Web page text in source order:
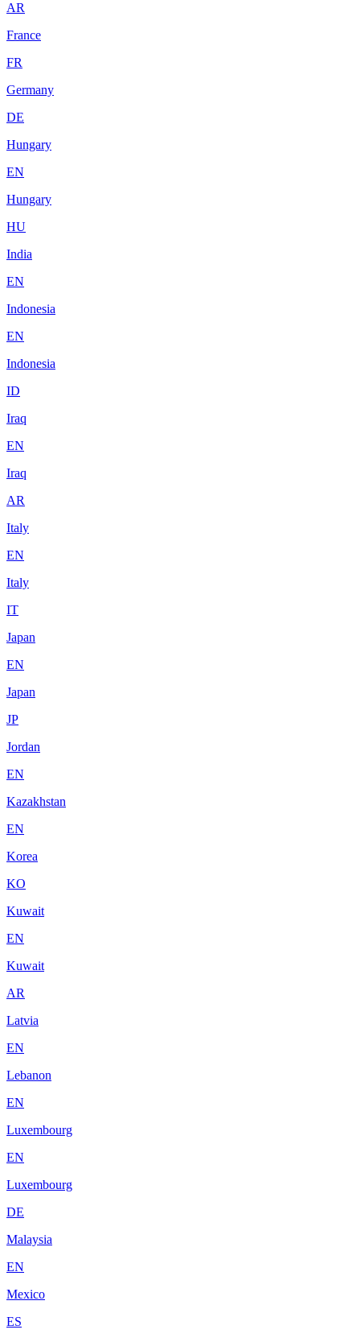
AR
France
FR
Germany
DE
Hungary
EN
Hungary
HU
India
EN
Indonesia
EN
Indonesia
ID
Iraq
EN
Iraq
AR
Italy
EN
Italy
IT
Japan
EN
Japan
JP
Jordan
EN
Kazakhstan
EN
Korea
KO
Kuwait
EN
Kuwait
AR
Latvia
EN
Lebanon
EN
Luxembourg
EN
Luxembourg
DE
Malaysia
EN
Mexico
ES